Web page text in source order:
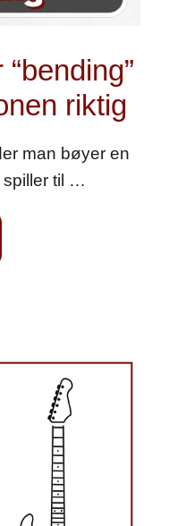
riktig
man bøyer en
spiller til …